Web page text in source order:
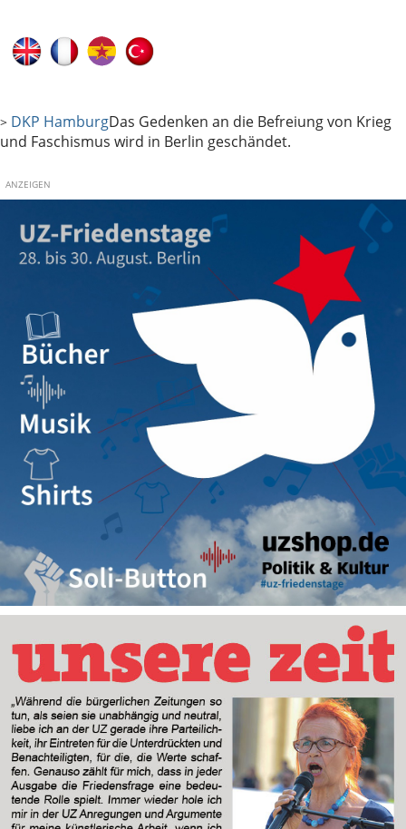
> DKP HamburgDas Gedenken an die Befreiung von Krieg
und Faschismus wird in Berlin geschändet.
ANZEIGEN